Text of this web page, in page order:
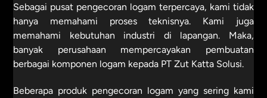
Sebagai pusat pengecoran logam terpercaya, kami tidak
hanya memahami proses teknisnya. Kami juga
memahami kebutuhan industri di lapangan. Maka,
banyak perusahaan mempercayakan pembuatan
berbagai komponen logam kepada PT Zut Katta Solusi.
Beberapa produk pengecoran logam yang sering kami